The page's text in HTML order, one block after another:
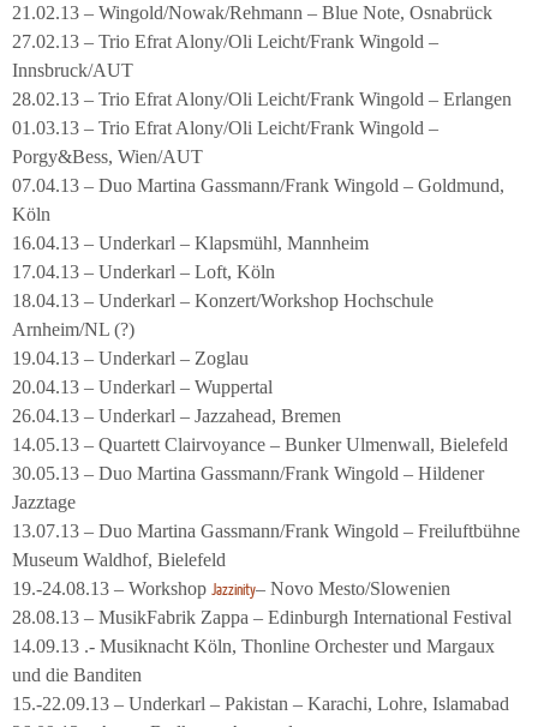
21.02.13 – Wingold/Nowak/Rehmann – Blue Note, Osnabrück
27.02.13 – Trio Efrat Alony/Oli Leicht/Frank Wingold –
Innsbruck/AUT
28.02.13 – Trio Efrat Alony/Oli Leicht/Frank Wingold – Erlangen
01.03.13 – Trio Efrat Alony/Oli Leicht/Frank Wingold –
Porgy&Bess, Wien/AUT
07.04.13 – Duo Martina Gassmann/Frank Wingold – Goldmund,
Köln
16.04.13 – Underkarl – Klapsmühl, Mannheim
17.04.13 – Underkarl – Loft, Köln
18.04.13 – Underkarl – Konzert/Workshop Hochschule
Arnheim/NL (?)
19.04.13 – Underkarl – Zoglau
20.04.13 – Underkarl – Wuppertal
26.04.13 – Underkarl – Jazzahead, Bremen
14.05.13 – Quartett Clairvoyance – Bunker Ulmenwall, Bielefeld
30.05.13 – Duo Martina Gassmann/Frank Wingold – Hildener
Jazztage
13.07.13 – Duo Martina Gassmann/Frank Wingold – Freiluftbühne
Museum Waldhof, Bielefeld
19.-24.08.13 – Workshop Jazzinity– Novo Mesto/Slowenien
28.08.13 – MusikFabrik Zappa – Edinburgh International Festival
14.09.13 .- Musiknacht Köln, Thonline Orchester und Margaux
und die Banditen
15.-22.09.13 – Underkarl – Pakistan – Karachi, Lohre, Islamabad